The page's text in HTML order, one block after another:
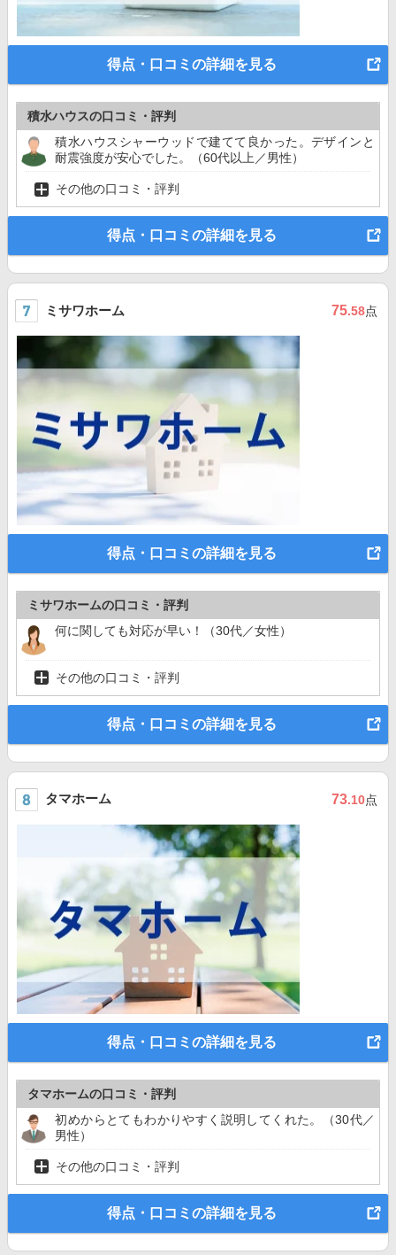
得点・口コミの詳細を見る
積水ハウスの口コミ・評判
積水ハウスシャーウッドで建てて良かった。デザインと
耐震強度が安心でした。（60代以上／男性）
その他の口コミ・評判
得点・口コミの詳細を見る
ミサワホーム 75.58点
得点・口コミの詳細を見る
ミサワホームの口コミ・評判
何に関しても対応が早い！（30代／女性）
その他の口コミ・評判
得点・口コミの詳細を見る
タマホーム 73.10点
得点・口コミの詳細を見る
タマホームの口コミ・評判
初めからとてもわかりやすく説明してくれた。（30代／
男性）
その他の口コミ・評判
得点・口コミの詳細を見る